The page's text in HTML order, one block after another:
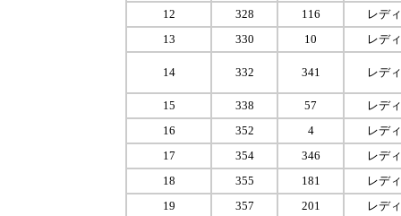
12 328 116
レデ
13
330 10 レデ
14 332 341 レデ
15 338 57
レデ
16
352 4
レデ
17
354 346
レデ
18
355 181
レデ
19
357 201 レデ